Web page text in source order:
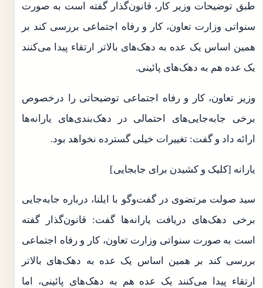
طبق توضیحات وزیر کار، قانون‌‌گذار گفته است به صورت
سنواتی وزارت تعاون، کار و رفاه اجتماعی بررسی کند بر
همین اساس یک عده به دهک‌های بالاتر ارتقاء پیدا می‌کنند
یک عده هم به دهک‌های پائینی.
وزیر تعاون، کار و رفاه اجتماعی توضیحاتی را درخصوص
برخی جابه‌جایی‌های احتمالی در دهک‌بندی‌های یارانه‌ها
ارائه داد و گفت: تغییرات خیلی گسترده نخواهد بود.
یارانه [کلیک و کشیدن برای جابجایی]
سید صولت مرتضوی در گفت‌وگو با ایلنا، درباره جابه‌جایی
برخی دهک‌های دریافت یارانه‌ها گفت: قانون‌‌گذار گفته
است به صورت سنواتی وزارت تعاون، کار و رفاه اجتماعی
بررسی کند بر همین اساس یک عده به دهک‌های بالاتر
ارتقاء پیدا می‌کنند یک عده هم به دهک‌های پائینی، اما